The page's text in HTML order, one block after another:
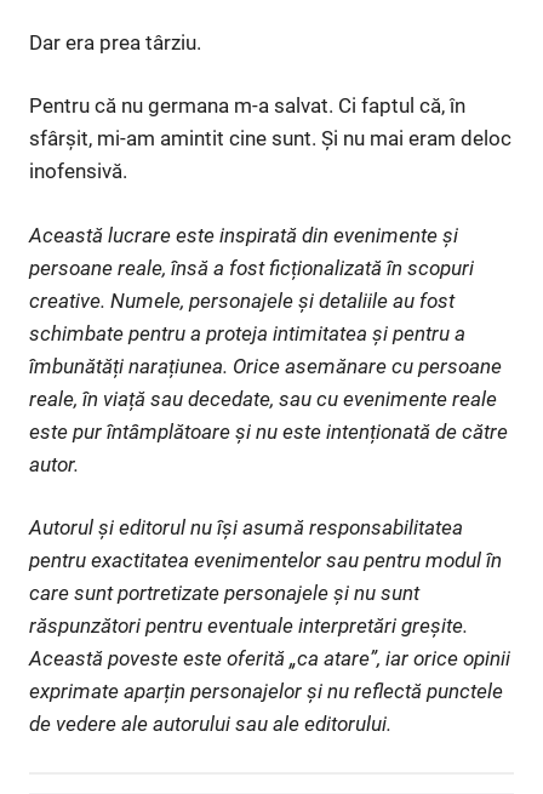
Dar era prea târziu.
Pentru că nu germana m-a salvat. Ci faptul că, în
sfârșit, mi-am amintit cine sunt. Și nu mai eram deloc
inofensivă.
Această lucrare este inspirată din evenimente și
persoane reale, însă a fost ficționalizată în scopuri
creative. Numele, personajele și detaliile au fost
schimbate pentru a proteja intimitatea și pentru a
îmbunătăți narațiunea. Orice asemănare cu persoane
reale, în viață sau decedate, sau cu evenimente reale
este pur întâmplătoare și nu este intenționată de către
autor.
Autorul și editorul nu își asumă responsabilitatea
pentru exactitatea evenimentelor sau pentru modul în
care sunt portretizate personajele și nu sunt
răspunzători pentru eventuale interpretări greșite.
Această poveste este oferită „ca atare”, iar orice opinii
exprimate aparțin personajelor și nu reflectă punctele
de vedere ale autorului sau ale editorului.